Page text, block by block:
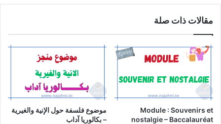
مقالات ذات صلة
Module : Souvenirs et
nostalgie – Baccalauréat
موضوع فلسفة حول الإنية والغيرية
– بكالوريا آداب